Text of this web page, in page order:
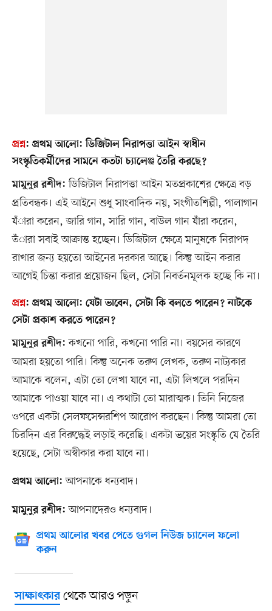
প্রশ্ন: প্রথম আলো: ডিজিটাল নিরাপত্তা আইন স্বাধীন
সংস্কৃতিকর্মীদের সামনে কতটা চ্যালেঞ্জ তৈরি করছে?
মামুনুর রশীদ: ডিজিটাল নিরাপত্তা আইন মতপ্রকাশের ক্ষেত্রে বড়
প্রতিবন্ধক। এই আইনে শুধু সাংবাদিক নয়, সংগীতশিল্পী, পালাগান
যঁারা করেন, জারি গান, সারি গান, বাউল গান যঁারা করেন,
তঁারা সবাই আক্রান্ত হচ্ছেন। ডিজিটাল ক্ষেত্রে মানুষকে নিরাপদ
রাখার জন্য হয়তো আইনের দরকার আছে। কিন্তু আইন করার
আগেই চিন্তা করার প্রয়োজন ছিল, সেটা নিবর্তনমূলক হচ্ছে কি না।
প্রশ্ন: প্রথম আলো: যেটা ভাবেন, সেটা কি বলতে পারেন? নাটকে
সেটা প্রকাশ করতে পারেন?
মামুনুর রশীদ: কখনো পারি, কখনো পারি না। বয়সের কারণে
আমরা হয়তো পারি। কিন্তু অনেক তরুণ লেখক, তরুণ নাট্যকার
আমাকে বলেন, এটা তো লেখা যাবে না, এটা লিখলে পরদিন
আমাকে পাওয়া যাবে না। এ কথাটা তো মারাত্মক। তিনি নিজের
ওপরে একটা সেলফসেন্সরশিপ আরোপ করছেন। কিন্তু আমরা তো
চিরদিন এর বিরুদ্ধেই লড়াই করেছি। একটা ভয়ের সংস্কৃতি যে তৈরি
হয়েছে, সেটা অস্বীকার করা যাবে না।
প্রথম আলো: আপনাকে ধন্যবাদ।
মামুনুর রশীদ: আপনাদেরও ধন্যবাদ।
প্রথম আলোর খবর পেতে গুগল নিউজ চ্যানেল ফলো
করুন
সাক্ষাৎকারথেকে আরও পড়ুন